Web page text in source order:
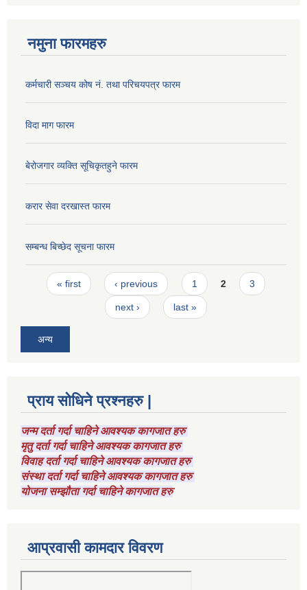
नमुना फारमहरु
कर्मचारी सञ्चय कोष नं. तथा परिचयपत्र फारम
विदा माग फारम
बेरोजगार व्यक्ति सूचिकृतहुने फारम
करार सेवा दरखास्त फारम
सम्बन्ध बिच्छेद सूचना फारम
Pages
« first ‹ previous 1 2 3
next › last »
अन्य
प्राय सोधिने प्रश्नहरु |
जन्म दर्ता गर्दा चाहिने आवश्यक कागजात हरु
मृतु दर्ता गर्दा चाहिने आवश्यक कागजात हरु
विवाह दर्ता गर्दा चाहिने आवश्यक कागजात हरु
संस्था दर्ता गर्दा चाहिने आवश्यक कागजात हरु
योजना सम्झौता गर्दा चाहिने कागजात हरु
आप्रवासी कामदार विवरण